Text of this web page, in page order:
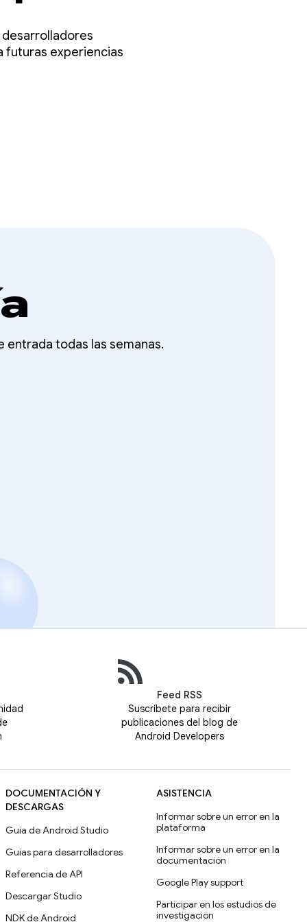
futuras experiencias
entrada todas las semanas.
Feed RSS
Suscríbete para recibir
publicaciones del blog de
Android Developers
DOCUMENTACIÓN Y
DESCARGAS
Guía de Android Studio
Guías para desarrolladores
Referencia de API
Descargar Studio
NDK de Android
ASISTENCIA
Informar sobre un error en la
plataforma
Informar sobre un error en la
documentación
Google Play support
Participar en los estudios de
investigación